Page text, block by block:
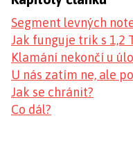
Segment levných
Jak funguje trik s 1,2
Klamání nekončí u
U nás zatím ne, ale
Jak se chránit?
Co dál?